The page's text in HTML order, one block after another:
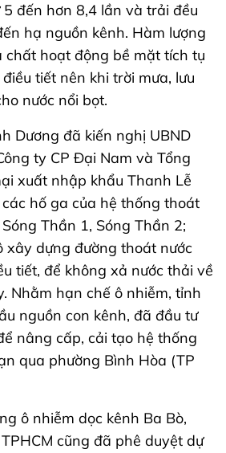
đến hơn 8,4 lần và trải đều
hạ nguồn kênh. Hàm lượng
chất hoạt động bề mặt tích tụ
tiết nên khi trời mưa, lưu
nước nổi bọt.
Dương đã kiến nghị UBND
ty CP Đại Nam và Tổng
xuất nhập khẩu Thanh Lễ
hố ga của hệ thống thoát
Thần 1, Sóng Thần 2;
xây dựng đường thoát nước
tiết, để không xả nước thải về
Nhằm hạn chế ô nhiễm, tỉnh
nguồn con kênh, đã đầu tư
nâng cấp, cải tạo hệ thống
qua phường Bình Hòa (TP
ô nhiễm dọc kênh Ba Bò,
cũng đã phê duyệt dự